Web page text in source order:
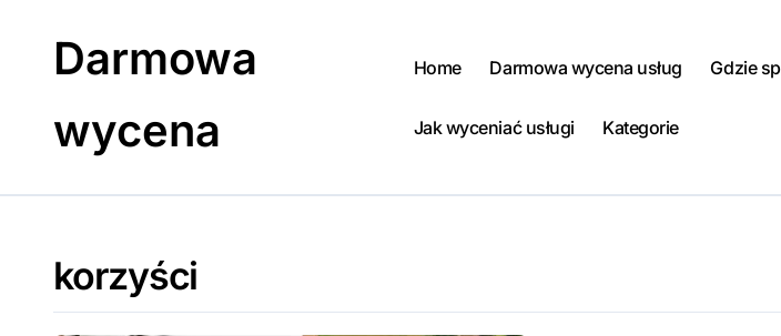
Darmowa
wycena
Home Darmowa wycena usług Gdzie
Jak wyceniać usługi Kategorie
korzyści